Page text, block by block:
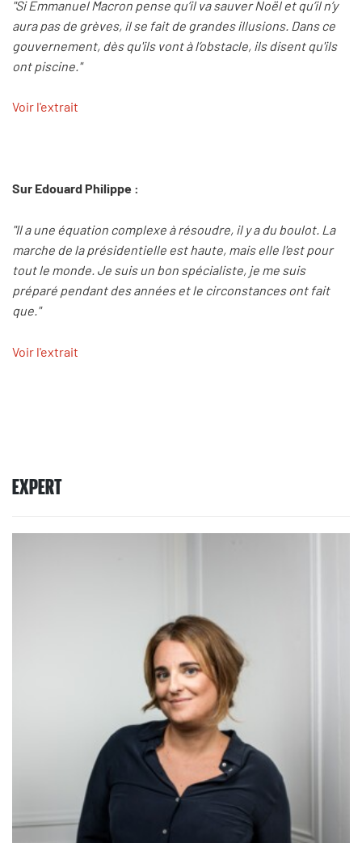
"Si Emmanuel Macron pense qu’il va sauver Noël et qu’il n’y
aura pas de grèves, il se fait de grandes illusions. Dans ce
gouvernement, dès qu'ils vont à l’obstacle, ils disent qu'ils
ont piscine."
Voir l'extrait
Sur Edouard Philippe :
"Il a une équation complexe à résoudre, il y a du boulot. La
marche de la présidentielle est haute, mais elle l'est pour
tout le monde. Je suis un bon spécialiste, je me suis
préparé pendant des années et le circonstances ont fait
que."
Voir l'extrait
EXPERT